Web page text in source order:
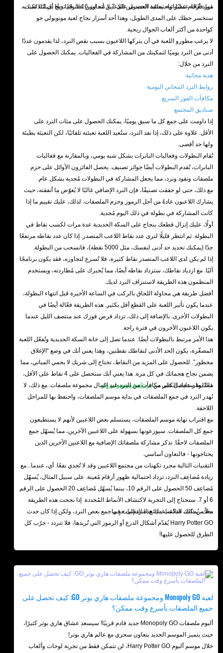
مولد أرقام عشوائية، يعتقد العديد من اللاعبين أنه ليس عشوائيًا حقًا بل مُتلاعب به.
غير فعّالة عمليًا، واحتمالية الحصول على 7 لا تتجاوز 16%. قد تربح أحيانًا، لكنك
ستخسر حظك على المدى الطويل، وهذا أحد أسرار نجاح لعبة مونوبولي جو
كواحدة من أكثر ألعاب الجوال ربحية.
لا يرغب مطورو اللعبة في أن يتركها اللاعبون بسبب نقص النرد، لذا يقدمون عددًا
أدنى من النرد يوميًا لتمكينك من المشاركة في الفعاليات. يمكنك الحصول على
النرد من خلال:
هدية مجانية
روابط النرد المجاني اليومية
مكافآت الفوز السريع
صناديق المجتمع
إذا داومت على جمع كل ما سبق يوميًا، يمكنك الحصول على مئات النرد على
الأقل. علاوة على ذلك، إذا نفد النرد، ستُعيد اللعبة تعبئته تلقائيًا، لكن التعبئة بطيئة
ولها حد أقصى.
تُقام البطولات وفعاليات البانرات بشكل شبه يومي، وبالمقارنة مع فعاليات
البانرات، تُقدم البطولات أيضًا جوائز تصنيف. يحصل الفائزون الأوائل على حزم
ملصقات ونقود ونرد، مما يجعل المشاركة في البطولات مُجدية بشكل عام.
مع ذلك، حتى لو حققت تصنيفًا، فإن النرد الإضافي غالبًا لا يُعوّض ما أنفقته، حيث
يشارك اللاعبون عادةً من أجل الرموز وحزم الملصقات. لذلك، عليك تقييم ما إذا
كانت المشاركة في بطولة في ذلك اليوم مُجدية.
أولًا، عليك إنزال قطعك بنجاح على السكة الحديدية عدة مرات لكسب نقاط في
البطولة. ثم انتظر قليلًا لترى عدد نقاط اللاعب المتصدر. إذا كان عدد نقاطه مرتفعًا
جدًا (يمكنك تحديد حد أدنى لنفسك، مثل 5000 نقطة)، فانسحب من البطولة.
إذا لم يكن لدى اللاعب المتصدر نقاط كثيرة، فلا تُسرع لتجاوزه، فقد يكون برنامجًا
آليًا. مع ازدياد نقاطك، ستزداد نقاطه أيضًا، مما يُجبرك على مُطاردته، ويستخدم
المنظمون هذه الطريقة لاستنزاف النرد لديك.
أفضل طريقة هي محاولة اللحاق بالركب في الساعة الأخيرة قبل انتهاء البطولة،
عندما يكون تأثير اللعبة على القطع أقل بكثير. هذه الطريقة فعّالة أيضًا في
البطولات الأخرى. بالإضافة إلى ذلك، تزداد فرص فوزك عند منتصف الليل عندما
يكون اللاعبون الآخرون في فترة راحة.
هذا الأمر مرتبط بالبطولات أيضًا. عندما تصل إلى خانة السكة الحديدية وتُفعّل اللعبة
المصغّرة، يكون الحد الأدنى لنقاطك نقطتين، وهذا يعني أنك في وضع “الإغلاق
محظور”. للحصول على المزيد من النقاط، تحتاج إلى شريك لا يحمي المباني، مما
يضمن نجاح هجماتك في كل مرة. هذا يعني أنك ستحصل على 4 نقاط على الأقل،
مما يوفر عليك الكثير مننرد لعبة مونوبولي جو.
غالبًا ما ستحصل على مكافآت من النرد عند إكمال مجموعة ملصقات. مع ذلك، لا
تُهدر النرد في جمع الملصقات في بداية موسم الملصقات، واحتفظ بها للمراحل
اللاحقة.
مع اقتراب نهاية موسم الملصقات، يستسلم بعض اللاعبين لأنهم لا يستطيعون
جمع كل الملصقات. سيوزعونها بسهولة على اللاعبين الآخرين، مما يُسهّل جمع
الملصقات لاحقًا. تذكر مشاركة ملصقاتك الإضافية مع اللاعبين الآخرين الذين
يحتاجونها - فالتعاون أساسي.
التقنيات التالية مجرد تكهنات من مجتمع اللاعبين وقد لا تُجدي نفعًا. أي، عندما...مع
زيادة مُضاعِف النرد، تزداد احتمالية ظهور أرقام مُعينة. على سبيل المثال، يُسهّل
مُضاعِف 50 الحصول على الرقم 10، بينما يُسهّل مُضاعِف 20 الحصول على الرقم
6 أو 7. ستحتاج إلى التجربة لاكتشاف الأنماط المُحددة. إذا نجحت هذه الطريقة
معك، يُمكنك التلاعب بنتائج النرد إلى حدٍ ما.
بدلاً من ذلك، قد تُساعدك هذه التقنيات في جمع بعض النرد، ولكن إذا كان حدث
Harry Potter GO يُقدّم أشكال الدرع أو الرموز التي تُريدها، فلا تتردد - جرّب كل
الطرق للحصول عليها!
لعبة Monopoly GO ومجموعة ملصقات هاري بوتر GO: كيف تحصل على
جميع الملصقات بأسرع وقت ممكن؟
ألبوم ملصقات Monopoly GO جديد قادم قريبًا! سيسعد عشاق هاري بوتر كثيرًا،
حيث يتميز الموسم الجديد بتعاون سحري مع عالم هاري بوتر!
خلال موسم ألبوم Harry Potter GO، لن تتمكن فقط من تجربة لوحات وألعاب